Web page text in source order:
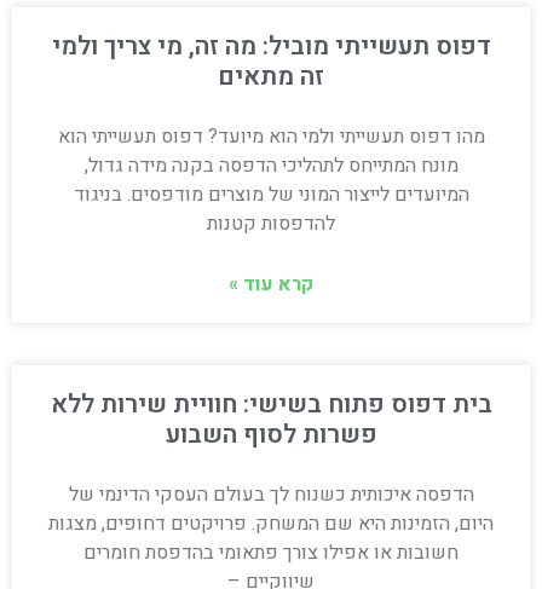
דפוס תעשייתי מוביל: מה זה, מי צריך ולמי
זה מתאים
מהו דפוס תעשייתי ולמי הוא מיועד? דפוס תעשייתי הוא
מונח המתייחס לתהליכי הדפסה בקנה מידה גדול,
המיועדים לייצור המוני של מוצרים מודפסים. בניגוד
להדפסות קטנות
קרא עוד »
בית דפוס פתוח בשישי: חוויית שירות ללא
פשרות לסוף השבוע
הדפסה איכותית כשנוח לך בעולם העסקי הדינמי של
היום, הזמינות היא שם המשחק. פרויקטים דחופים, מצגות
חשובות או אפילו צורך פתאומי בהדפסת חומרים
שיווקיים –